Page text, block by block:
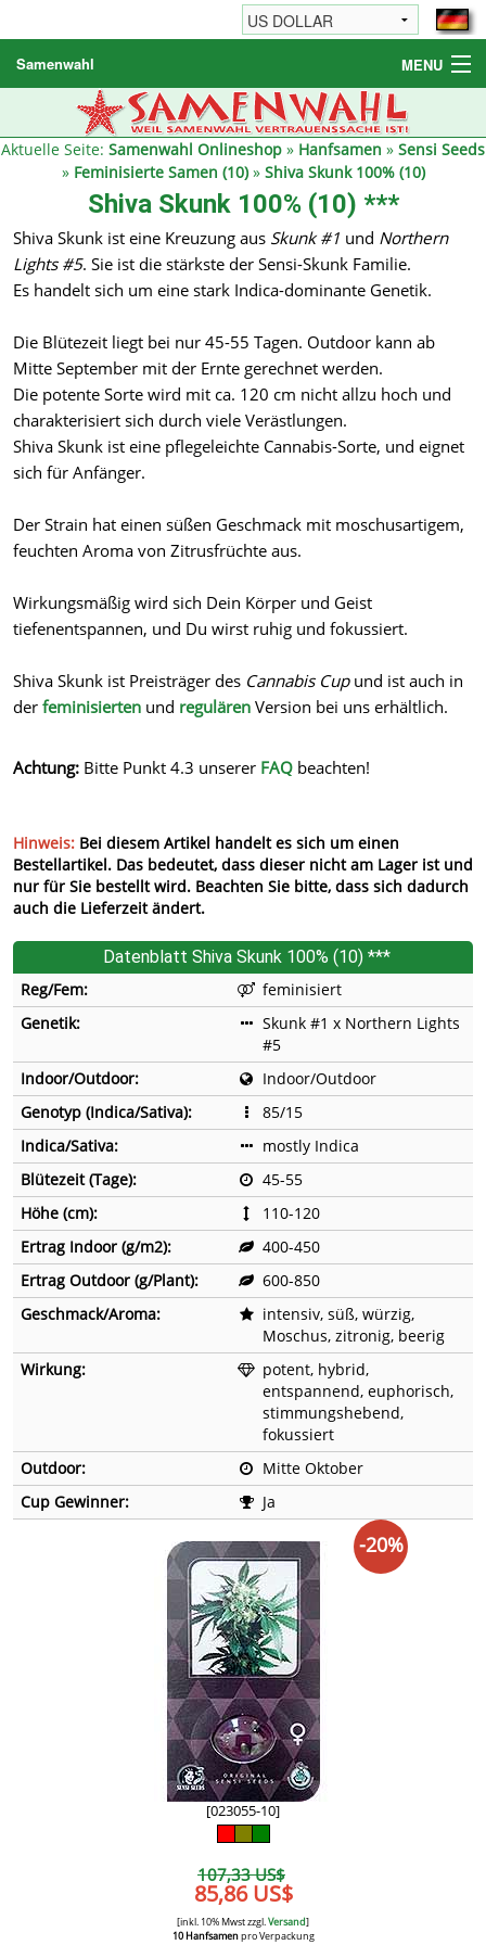
Samenwahl MENU
Hanfsamen
Weitere Produkte
Reseller
Aktuelle Seite: Samenwahl Onlineshop » Hanfsamen » Sensi Seeds
» Feminisierte Samen (10)» Shiva Skunk 100% (10)
Shiva Skunk 100% (10) ***
Shiva Skunk ist eine Kreuzung aus Skunk #1 und Northern
Lights #5. Sie ist die stärkste der Sensi-Skunk Familie.
Es handelt sich um eine stark Indica-dominante Genetik.
Die Blütezeit liegt bei nur 45-55 Tagen. Outdoor kann ab
Mitte September mit der Ernte gerechnet werden.
Die potente Sorte wird mit ca. 120 cm nicht allzu hoch und
charakterisiert sich durch viele Verästlungen.
Shiva Skunk ist eine pflegeleichte Cannabis-Sorte, und eignet
sich für Anfänger.
Der Strain hat einen süßen Geschmack mit moschusartigem,
feuchten Aroma von Zitrusfrüchte aus.
Wirkungsmäßig wird sich Dein Körper und Geist
tiefenentspannen, und Du wirst ruhig und fokussiert.
Shiva Skunk ist Preisträger des Cannabis Cupund ist auch in
der feminisierten und regulären Version bei uns erhältlich.
Achtung: Bitte Punkt 4.3 unserer FAQ beachten!
Hinweis: Bei diesem Artikel handelt es sich um einen
Bestellartikel. Das bedeutet, dass dieser nicht am Lager ist und
nur für Sie bestellt wird. Beachten Sie bitte, dass sich dadurch
auch die Lieferzeit ändert.
Datenblatt Shiva Skunk 100% (10) ***
Reg/Fem:
feminisiert
Genetik:
Skunk #1 x Northern Lights
#5
Indoor/Outdoor:
Indoor/Outdoor
Genotyp (Indica/Sativa):
85/15
Indica/Sativa:
mostly Indica
Blütezeit (Tage):
45-55
Höhe (cm):
110-120
Ertrag Indoor (g/m2):
400-450
Ertrag Outdoor (g/Plant):
600-850
Geschmack/Aroma:
intensiv, süß, würzig,
Moschus, zitronig, beerig
Wirkung:
potent, hybrid,
entspannend, euphorisch,
stimmungshebend,
fokussiert
Outdoor:
Mitte Oktober
Cup Gewinner:
Ja
[023055-10]
107,33 US$
85,86 US$
[inkl. 10% Mwst zzgl.Versand]
10 Hanfsamenpro Verpackung
-20%